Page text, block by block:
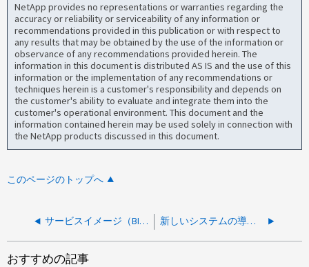
NetApp provides no representations or warranties regarding the
accuracy or reliability or serviceability of any information or
recommendations provided in this publication or with respect to
any results that may be obtained by the use of the information or
observance of any recommendations provided herein. The
information in this document is distributed AS IS and the use of this
information or the implementation of any recommendations or
techniques herein is a customer's responsibility and depends on
the customer's ability to evaluate and integrate them into the
customer's operational environment. This document and the
information contained herein may be used solely in connection with
the NetApp products discussed in this document.
このページのトップへ
サービスイメージ（BIOS）のアップデート中に「There appears to be valid data in the NVRAM」というエラーが表示されます 新しいシステムの導入時に「There do not appear to be any disks attached to the system」というメッセージが表示される
おすすめの記事